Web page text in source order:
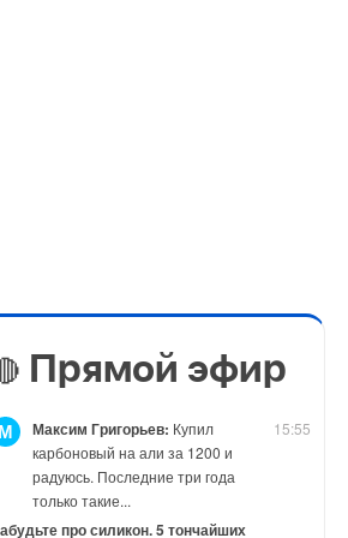
Прямой эфир
15:55
Максим Григорьев: Купил
карбоновый на али за 1200 и
радуюсь. Последние три года
только такие...
про силикон. 5 тончайших